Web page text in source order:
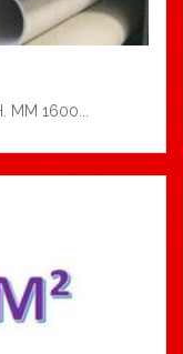
MM 1600...